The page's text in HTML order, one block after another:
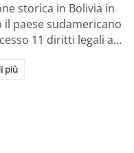
storica in Bolivia in
il paese sudamericano
11 diritti legali a…
più